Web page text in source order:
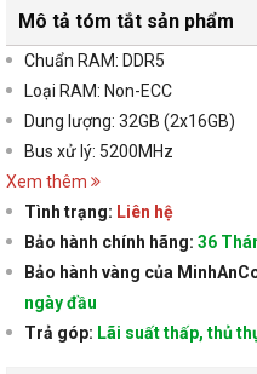
Mô tả tóm tắt sản phẩm
Chuẩn RAM: DDR5
Loại RAM: Non-ECC
Dung lượng: 32GB (2x16GB)
Bus xử lý: 5200MHz
Xem thêm
Tình trạng: Liên hệ
Bảo hành chính hãng: 36
Bảo hành vàng của
ngày đầu
Trả góp: Lãi suất thấp, thủ